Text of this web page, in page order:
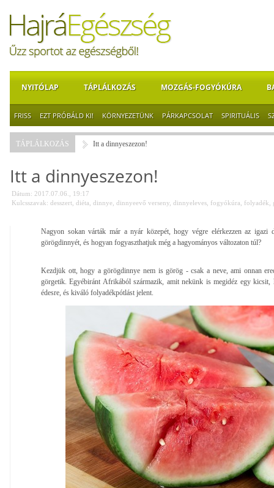
NYITÓLAP TÁPLÁLKOZÁS MOZGÁS-FOGYÓKÚRA
FRISS EZT PRÓBÁLD KI! KÖRNYEZETÜNK PÁRKAPCSOLAT SPIRITUÁLIS
TÁPLÁLKOZÁS Itt a dinnyeszezon!
Itt a dinnyeszezon!
Dátum: 2017.07.06., 19:17
Kulcsszavak: desszert diéta dinnye dinnyeevő verseny dinnyeleves fogyókúra folyadék
Nagyon sokan várták már a nyár közepét, hogy végre elérkezzen az igazi
görögdinnyét, és hogyan fogyaszthatjuk még a hagyományos változaton túl?
Kezdjük ott, hogy a görögdinnye nem is görög - csak a neve, ami onnan
görgetik. Egyébiránt Afrikából származik, amit nekünk is megidéz egy kicsit,
édesre, és kiváló folyadékpótlást jelent.